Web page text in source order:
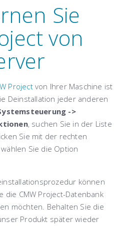
Sie
von
Projectvon Ihrer Maschine ist
Deinstallation jeder anderen
->
, suchen Sie in der Liste
Sie mit der rechten
Sie die Option
können
die CMW Project-Datenbank
möchten. Behalten Sie die
Produkt später wieder